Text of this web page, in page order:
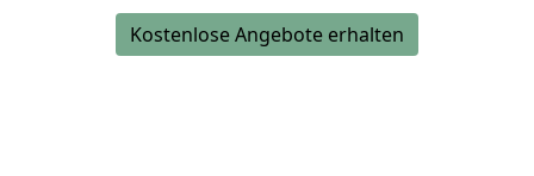
Kostenlose Angebote erhalten